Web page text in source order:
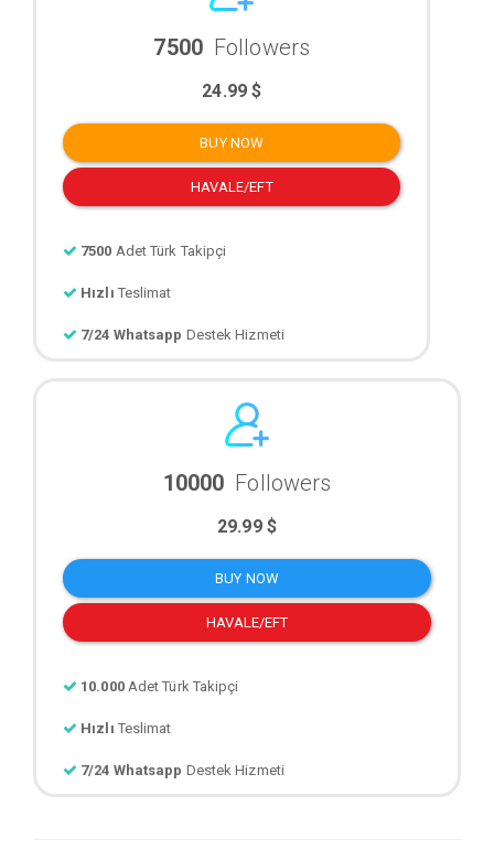
7500 Followers
24.99 $
BUY NOW
HAVALE/EFT
7500 Adet Türk Takipçi
Hızlı Teslimat
7/24 Whatsapp Destek Hizmeti
10000 Followers
29.99 $
BUY NOW
HAVALE/EFT
10.000 Adet Türk Takipçi
Hızlı Teslimat
7/24 Whatsapp Destek Hizmeti